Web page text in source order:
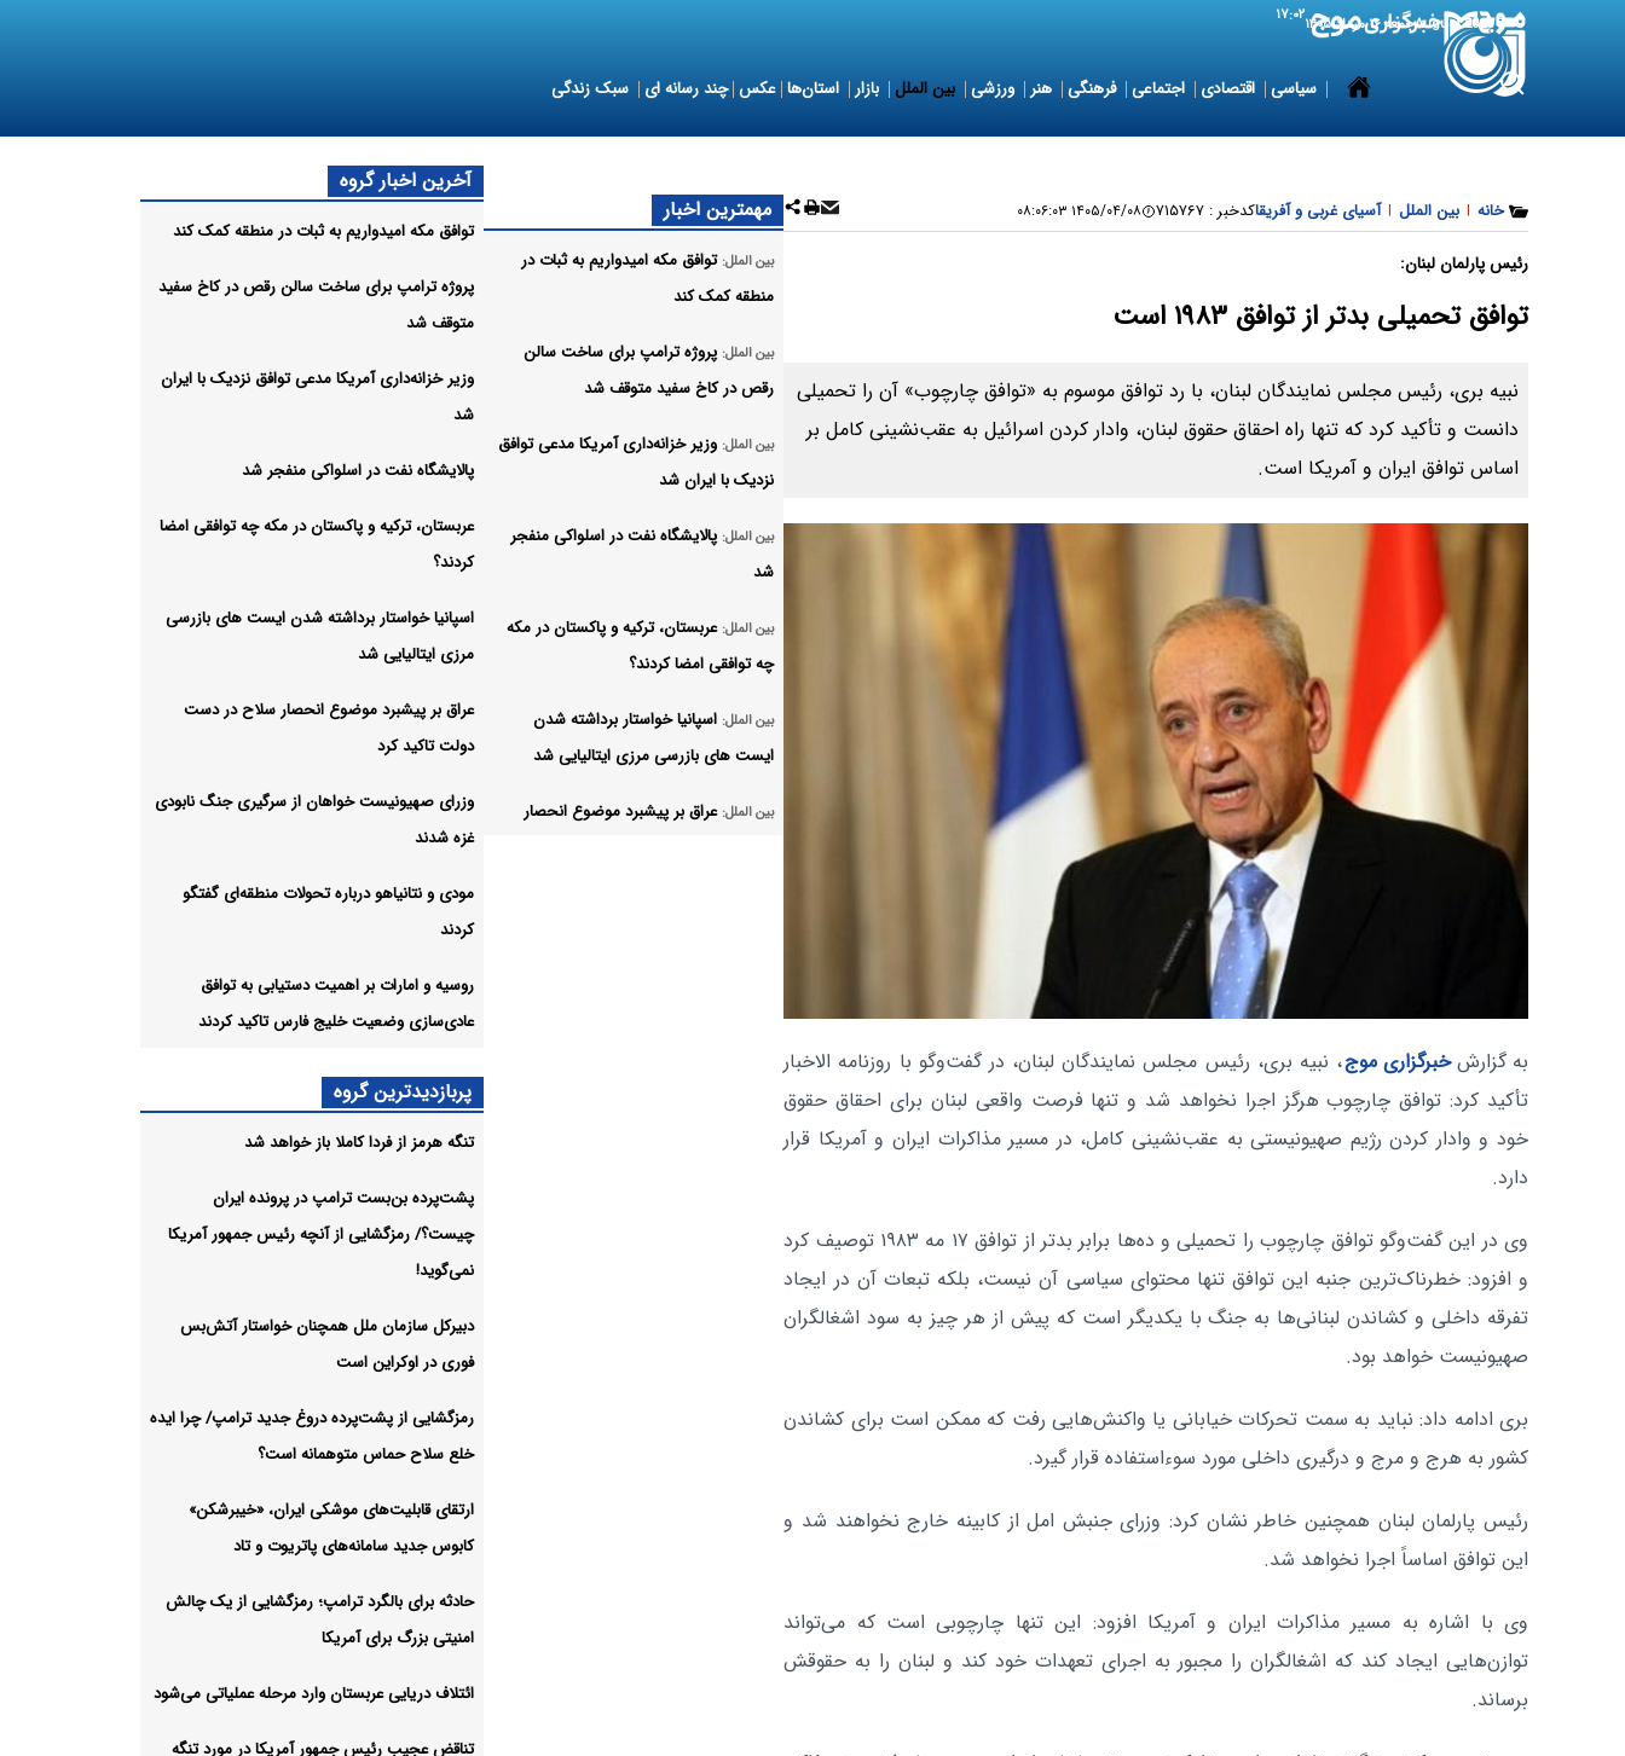
7 August 2026 جمعه ۱۶ مرداد ۱۴۰۵ ۱۷:۰۲
سیاسی اقتصادی اجتماعی فرهنگی هنر ورزشی بین الملل بازار استان‌ها عکس چند رسانه ای سبک زندگی
خانه | بین الملل | آسیای غربی و آفریقاکدخبر : ۷۱۵۷۶۷ ۱۴۰۵/۰۴/۰۸ ۰۸:۰۶:۰۳
رئیس پارلمان لبنان:
توافق تحمیلی بدتر از توافق ۱۹۸۳ است
نبیه بری، رئیس مجلس نمایندگان لبنان، با رد توافق موسوم به «توافق چارچوب» آن را تحمیلی
دانست و تأکید کرد که تنها راه احقاق حقوق لبنان، وادار کردن اسرائیل به عقب‌نشینی کامل بر
اساس توافق ایران و آمریکا است.
به گزارشخبرگزاری موج، نبیه بری، رئیس مجلس نمایندگان لبنان، در گفت‌وگو با روزنامه الاخبار
تأکید کرد: توافق چارچوب هرگز اجرا نخواهد شد و تنها فرصت واقعی لبنان برای احقاق حقوق
خود و وادار کردن رژیم صهیونیستی به عقب‌نشینی کامل، در مسیر مذاکرات ایران و آمریکا قرار
دارد.
وی در این گفت‌وگو توافق چارچوب را تحمیلی و ده‌ها برابر بدتر از توافق ۱۷ مه ۱۹۸۳ توصیف کرد
و افزود: خطرناک‌ترین جنبه این توافق تنها محتوای سیاسی آن نیست، بلکه تبعات آن در ایجاد
تفرقه داخلی و کشاندن لبنانی‌ها به جنگ با یکدیگر است که پیش از هر چیز به سود اشغالگران
صهیونیست خواهد بود.
بری ادامه داد: نباید به سمت تحرکات خیابانی یا واکنش‌هایی رفت که ممکن است برای کشاندن
کشور به هرج و مرج و درگیری داخلی مورد سوءاستفاده قرار گیرد.
رئیس پارلمان لبنان همچنین خاطر نشان کرد: وزرای جنبش امل از کابینه خارج نخواهند شد و
این توافق اساساً اجرا نخواهد شد.
وی با اشاره به مسیر مذاکرات ایران و آمریکا افزود: این تنها چارچوبی است که می‌تواند
توازن‌هایی ایجاد کند که اشغالگران را مجبور به اجرای تعهدات خود کند و لبنان را به حقوقش
برساند.
مهمترین اخبار
بین الملل: توافق مکه امیدواریم به ثبات در
منطقه کمک کند
بین الملل: پروژه ترامپ برای ساخت سالن
رقص در کاخ سفید متوقف شد
بین الملل: وزیر خزانه‌داری آمریکا مدعی توافق
نزدیک با ایران شد
بین الملل: پالایشگاه نفت در اسلواکی منفجر
شد
بین الملل: عربستان، ترکیه و پاکستان در مکه
چه توافقی امضا کردند؟
بین الملل: اسپانیا خواستار برداشته شدن
ایست های بازرسی مرزی ایتالیایی شد
بین الملل: عراق بر پیشبرد موضوع انحصار
آخرین اخبار گروه
توافق مکه امیدواریم به ثبات در منطقه کمک کند
پروژه ترامپ برای ساخت سالن رقص در کاخ سفید
متوقف شد
وزیر خزانه‌داری آمریکا مدعی توافق نزدیک با ایران
شد
پالایشگاه نفت در اسلواکی منفجر شد
عربستان، ترکیه و پاکستان در مکه چه توافقی امضا
کردند؟
اسپانیا خواستار برداشته شدن ایست های بازرسی
مرزی ایتالیایی شد
عراق بر پیشبرد موضوع انحصار سلاح در دست
دولت تاکید کرد
وزرای صهیونیست خواهان از سرگیری جنگ نابودی
غزه شدند
مودی و نتانیاهو درباره تحولات منطقه‌ای گفتگو
کردند
روسیه و امارات بر اهمیت دستیابی به توافق
عادی‌سازی وضعیت خلیج‌ فارس تاکید کردند
پربازدیدترین گروه
تنگه هرمز از فردا کاملا باز خواهد شد
پشت‌پرده بن‌بست ترامپ در پرونده ایران
چیست؟/ رمزگشایی از آنچه رئیس جمهور آمریکا
نمی‌گوید!
دبیرکل سازمان ملل همچنان خواستار آتش‌بس
فوری در اوکراین است
رمزگشایی از پشت‌پرده دروغ جدید ترامپ/ چرا ایده
خلع سلاح حماس متوهمانه است؟
ارتقای قابلیت‌های موشکی ایران، «خیبرشکن»
کابوس جدید سامانه‌های پاتریوت و تاد
حادثه برای بالگرد ترامپ؛ رمزگشایی از یک چالش
امنیتی بزرگ برای آمریکا
ائتلاف دریایی عربستان وارد مرحله عملیاتی می‌شود
تناقض عجیب رئیس جمهور آمریکا در مورد تنگه